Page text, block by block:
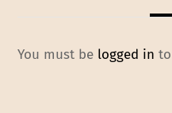
You must be logged in